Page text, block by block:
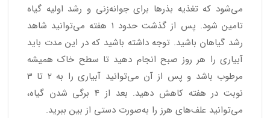
می‌شود که تغذیه بذرها برای جوانه‌زنی و رشد اولیه گیاه
تامین شود. پس از گذشت حدود 1 هفته می‌توانید شاهد
رشد گیاهان باشید. توجه داشته باشید که در این مدت باید
آبیاری را هر روز صبح انجام دهید تا سطح خاک همیشه
مرطوب باشد و پس از آن می‌توانید آبیاری را به 2 تا 3
نوبت در هفته کاهش دهید. بعد از 4 برگی شدن گیاه،
می‌توانید علف‌های هرز را به‌صورت دستی از بین ببرید.